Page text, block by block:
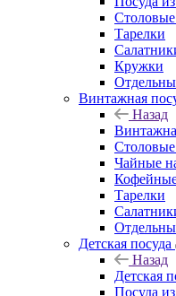
Тарелки
Кружки
Винтажная
Назад
Чайные
Тарелки
Детская посуда
Назад
Детская
Посуда